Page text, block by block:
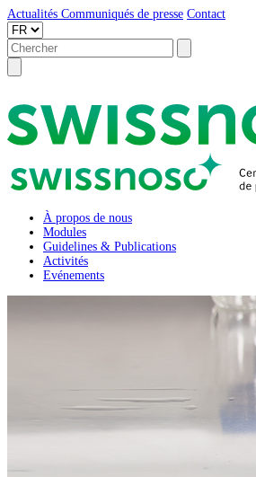
Actualités Communiqués de presse Contact
À propos de nous
Modules
Guidelines & Publications
Activités
Evénements